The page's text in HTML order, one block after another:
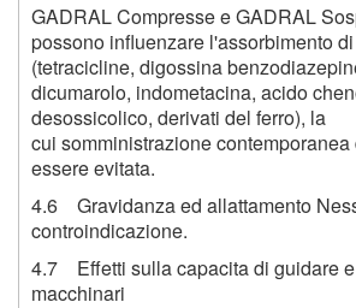
GADRAL Compresse e GADRAL
possono influenzare l'assorbimento
(tetracicline, digossina
dicumarolo, indometacina, acido
desossicolico, derivati del ferro), la
cui somministrazione
essere evitata.
4.6 Gravidanza ed allattamento
controindicazione.
4.7 Effetti sulla capacita di guidare
macchinari